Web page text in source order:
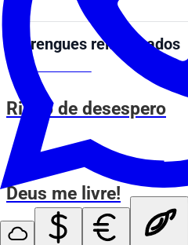
Perrengues relacionados
MEMES DO VOVÔ
Rindo de desespero
MEMES DO VOVÔ
Deus me livre!
MEMES DO VOVÔ